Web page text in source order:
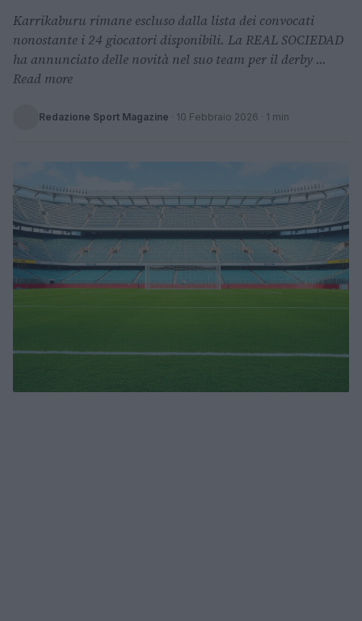
Karrikaburu rimane escluso dalla lista dei convocati
nonostante i 24 giocatori disponibili. La REAL SOCIEDAD
ha annunciato delle novità nel suo team per il derby ...
Read more
Redazione Sport Magazine · 10 Febbraio 2026 · 1 min